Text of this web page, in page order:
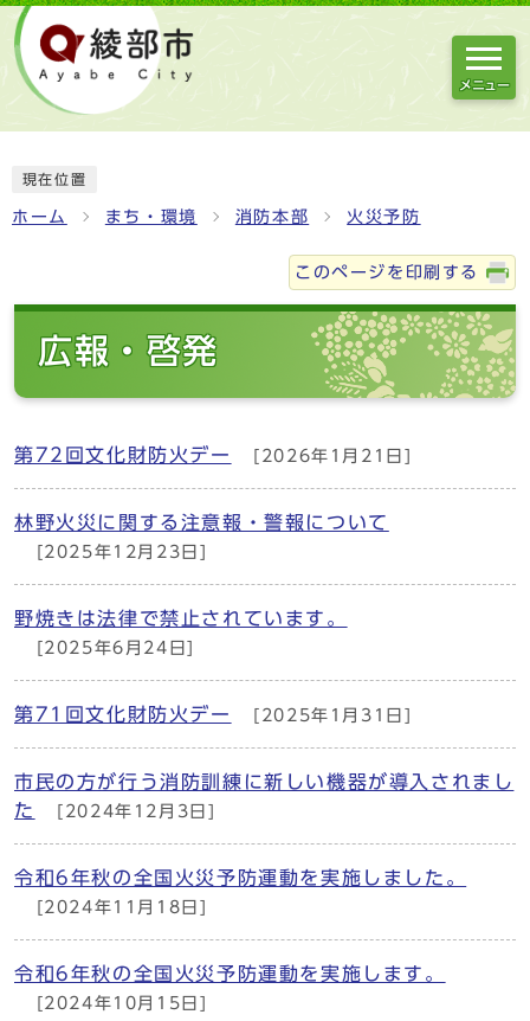
メニュー
現在位置
ホーム まち・環境 消防本部 火災予防
このページを印刷する
広報・啓発
第72回文化財防火デー [2026年1月21日]
林野火災に関する注意報・警報について
[2025年12月23日]
野焼きは法律で禁止されています。
[2025年6月24日]
第71回文化財防火デー [2025年1月31日]
市民の方が行う消防訓練に新しい機器が導入されまし
た
[2024年12月3日]
令和6年秋の全国火災予防運動を実施しました。
[2024年11月18日]
令和6年秋の全国火災予防運動を実施します。
[2024年10月15日]